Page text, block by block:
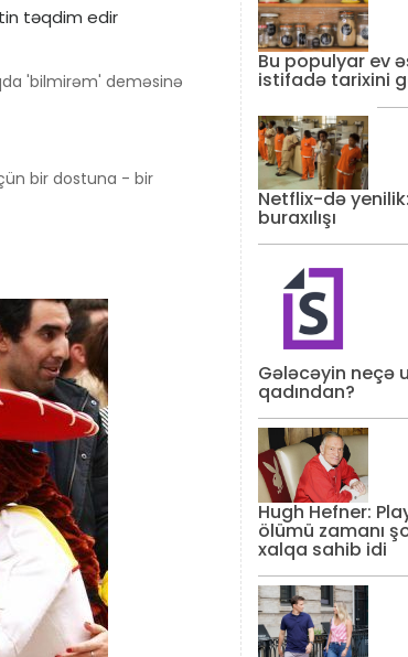
'bilmirəm' deməsinə
bir dostuna - bir
Bu populyar ev
istifadə tarixini
Netflix-də
buraxılışı
Gələcəyin neçə
qadından?
Hugh Hefner:
ölümü zamanı
xalqa sahib idi